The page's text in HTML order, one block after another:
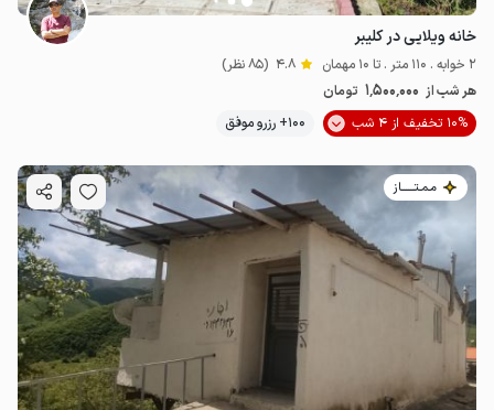
خانه ویلایی در کلیبر
2 خوابه . 110 متر . تا 10 مهمان 4.8 (85 نظر)
هر شب از 1٬500٬000 تومان
10% تخفیف از 4 شب
100+ رزرو موفق
مـمـتــــــاز